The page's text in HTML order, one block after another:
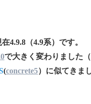
4.9.8（4.9系）です。
で大きく変わりました
(concrete5）に似てきま